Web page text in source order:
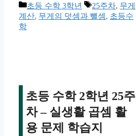
카
테
고
초등 수학 3학년
태
그
25주차, 무게
계산, 무게의 덧셈과 뺄셈, 초등수
학
초등 수학 2학년 25주
차 – 실생활 곱셈 활
용 문제 학습지